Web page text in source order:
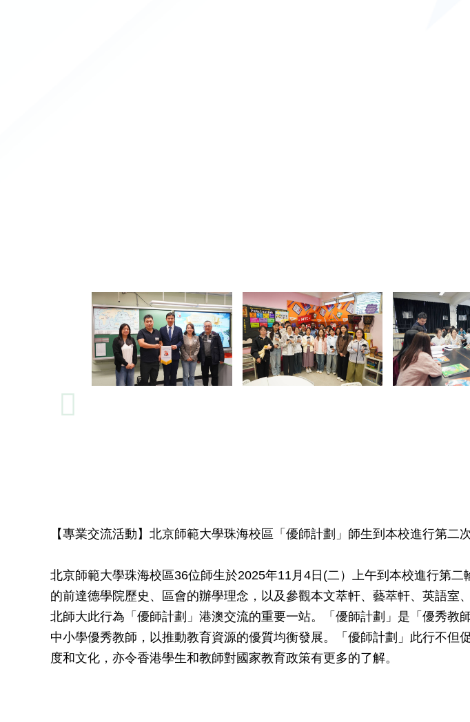
【專業交流活動】北京師範大學珠海校區「優師計劃」師生到本校進行第二
北京師範大學珠海校區36位師生於2025年11月4日(二）上午到本校進行第
的前達德學院歷史、區會的辦學理念，以及參觀本文萃軒、藝萃軒、英語室
北師大此行為「優師計劃」港澳交流的重要一站。「優師計劃」是「優秀
中小學優秀教師，以推動教育資源的優質均衡發展。「優師計劃」此行不
度和文化，亦令香港學生和教師對國家教育政策有更多的了解。